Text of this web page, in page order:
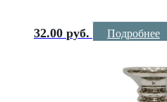
32.00 руб. Подробнее